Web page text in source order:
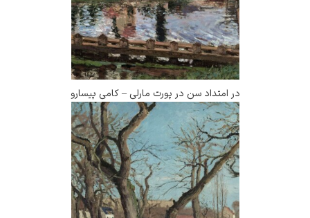
در امتداد سن در پورت مارلی – کامی پیسارو